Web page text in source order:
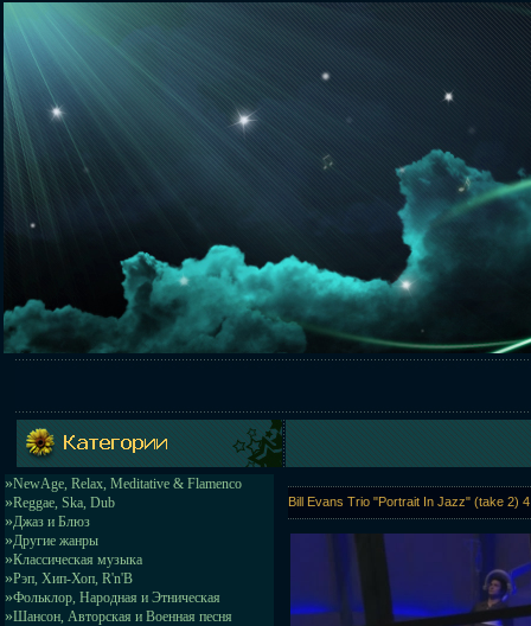
»NewAge, Relax, Meditative & Flamenco
»Reggae, Ska, Dub
»Джаз и Блюз
»Другие жанры
»Классическая музыка
»Рэп, Хип-Хоп, R'n'B
»Фольклор, Народная и Этническая
»Шансон, Авторская и Военная песня
Bill Evans Trio "Portrait In Jazz" (take